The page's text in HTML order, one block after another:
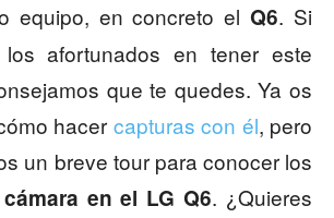
equipo, en concreto el Q6. Si
afortunados en tener este
que te quedes. Ya os
hacer capturas con él, pero
un breve tour para conocer los
en el LG Q6. ¿Quieres